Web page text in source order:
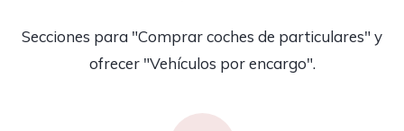
Secciones para "Comprar coches de particulares" y
ofrecer "Vehículos por encargo".